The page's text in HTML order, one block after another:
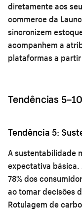
diretamente aos
commerce da
sincronizem
acompanhem a
plataformas a
Tendências
Tendência 5:
A sustentabilidade
expectativa básica.
78% dos
ao tomar decisões
Rotulagem de